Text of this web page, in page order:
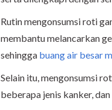
Rutin mengonsumsi roti
membantu melancarkan
sehingga buang air besar
Selain itu, mengonsumsi
beberapa jenis kanker, dan